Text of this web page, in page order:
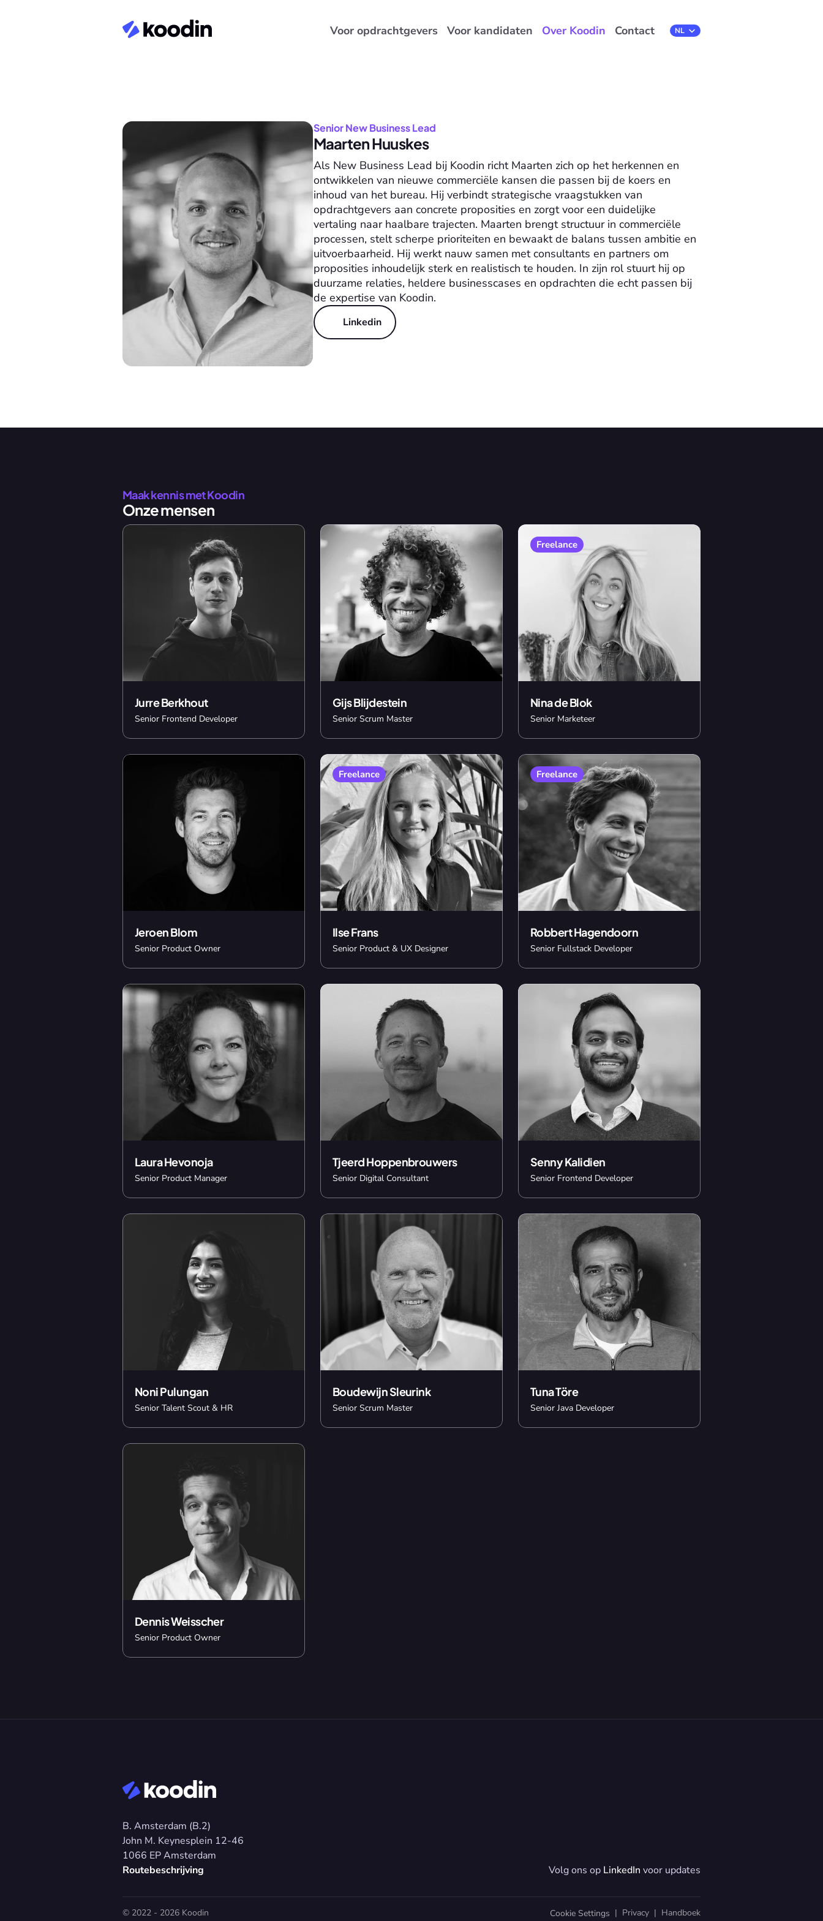
Voor opdrachtgevers Voor kandidaten Over Koodin Contact Select Language
NL
Senior New Business Lead
Maarten Huuskes
Als New Business Lead bij Koodin richt Maarten zich op het herkennen en
ontwikkelen van nieuwe commerciële kansen die passen bij de koers en
inhoud van het bureau. Hij verbindt strategische vraagstukken van
opdrachtgevers aan concrete proposities en zorgt voor een duidelijke
vertaling naar haalbare trajecten. Maarten brengt structuur in commerciële
processen, stelt scherpe prioriteiten en bewaakt de balans tussen ambitie en
uitvoerbaarheid. Hij werkt nauw samen met consultants en partners om
proposities inhoudelijk sterk en realistisch te houden. In zijn rol stuurt hij op
duurzame relaties, heldere businesscases en opdrachten die echt passen bij
de expertise van Koodin.
Linkedin
Maak kennis met Koodin
Onze mensen
Jurre Berkhout
Senior Frontend Developer
Gijs Blijdestein
Senior Scrum Master
Freelance
Nina de Blok
Senior Marketeer
Jeroen Blom
Senior Product Owner
Freelance
Ilse Frans
Senior Product & UX Designer
Freelance
Robbert Hagendoorn
Senior Fullstack Developer
Laura Hevonoja
Senior Product Manager
Tjeerd Hoppenbrouwers
Senior Digital Consultant
Senny Kalidien
Senior Frontend Developer
Noni Pulungan
Senior Talent Scout & HR
Boudewijn Sleurink
Senior Scrum Master
Tuna Töre
Senior Java Developer
Dennis Weisscher
Senior Product Owner
B. Amsterdam (B.2)
John M. Keynesplein 12-46
1066 EP Amsterdam
Routebeschrijving
Volg ons op LinkedIn voor updates
© 2022 - 2026 Koodin Cookie Settings
  |
Privacy
  |
Handboek